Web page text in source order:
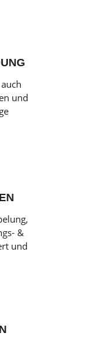
und
&
und